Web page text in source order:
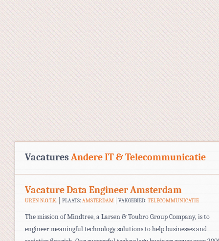
VacaturesAndere IT & Telecommunicatie
Vacature Data Engineer Amsterdam
UREN N.O.T.K. PLAATS: AMSTERDAM VAKGEBIED:TELECOMMUNICATIE
The mission of Mindtree, a Larsen & Toubro Group Company, is to
engineer meaningful technology solutions to help businesses and